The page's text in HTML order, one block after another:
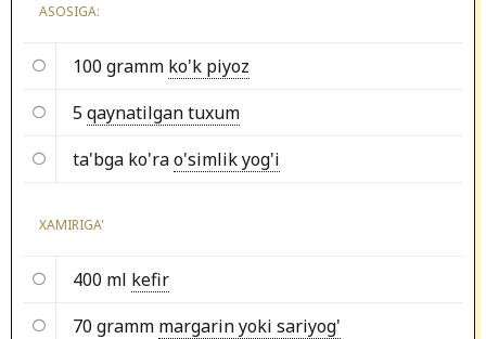
ASOSIGA:
100 gramm ko'k piyoz
5qaynatilgan tuxum
ta'bga ko'rao'simlik yog'i
XAMIRIGA'
400 ml kefir
70 gramm margarin yoki sariyog'